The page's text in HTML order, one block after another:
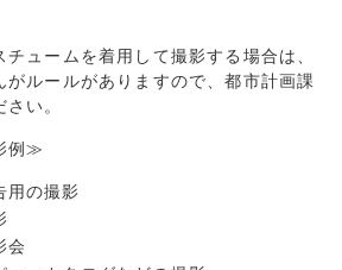
ュームを着用して撮影する場合は、
がルールがありますので、都市計画課
い。
例≫
用の撮影
会